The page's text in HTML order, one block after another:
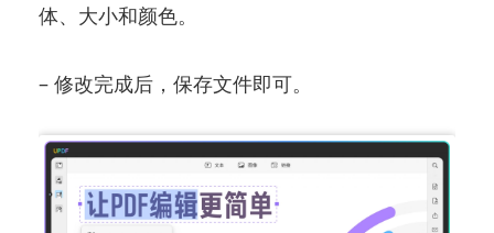
体、大小和颜色。
– 修改完成后，保存文件即可。